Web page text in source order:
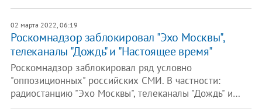
02 марта 2022, 06:19
Роскомнадзор заблокировал "Эхо Москвы",
телеканалы "Дождь" и "Настоящее время"
Роскомнадзор заблокировал ряд условно
"оппозиционных" российских СМИ. В частности:
радиостанцию "Эхо Москвы", телеканалы "Дождь" и…